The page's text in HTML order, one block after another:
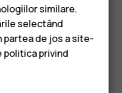
similare.
selectând
partea de jos a site-
politica privind